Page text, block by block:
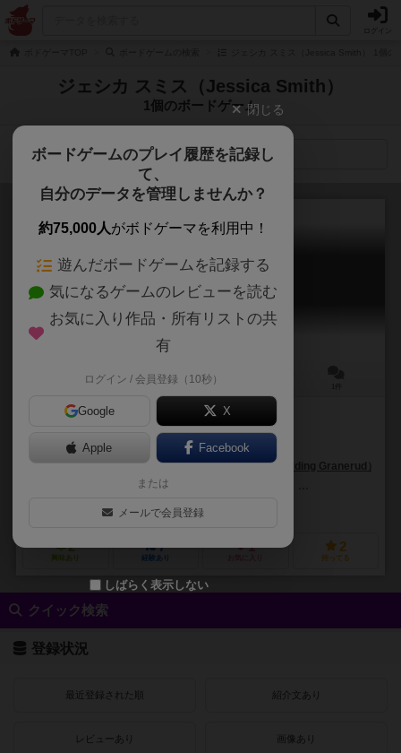
ジェシカ スミス（Jessica Smith）
1個のボードゲーム
検索メニュー
ブルーム・タウン
Bloom Town
30～40分
作品説明文の編集者を募集中
アスガー・ハーディング・グラネルド（Asger Harding Granerud）
ブリジット・インデリカト（Brigette Indelicato）
サイドキック・ゲームズ（Sidekick Games）
2
興味あり
7
経験あり
1 2
持ってる
クイック検索
登録状況
最近登録された順 紹介文あり
レビューあり 画像あり
閉じる
ボードゲームのプレイ履歴を記録し
て、
自分のデータを管理しませんか？
約75,000人がボドゲーマを利用中！
遊んだボードゲームを記録する
気になるゲームのレビューを読む
お気に入り作品・所有リストの共
有
ログイン / 会員登録（10秒）
Google X
Apple Facebook
または
メールで会員登録
しばらく表示しない